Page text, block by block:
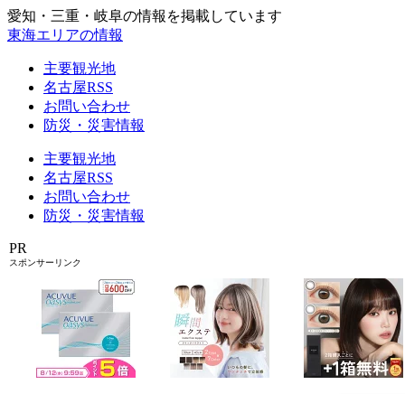
愛知・三重・岐阜の情報を掲載しています
東海エリアの情報
主要観光地
名古屋RSS
お問い合わせ
防災・災害情報
主要観光地
名古屋RSS
お問い合わせ
防災・災害情報
PR
スポンサーリンク